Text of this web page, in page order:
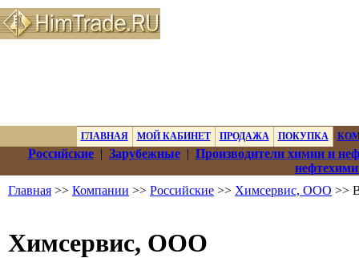
ГЛАВНАЯ МОЙ КАБИНЕТ ПРОДАЖА ПОКУПКА
Российские| Зарубежные| Производители химии и
Главная >> Компании >> Российские >> Химсервис, ООО >>
Химсервис, ООО